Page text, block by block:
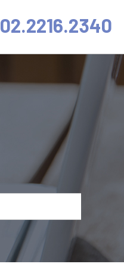
02.2216.2340